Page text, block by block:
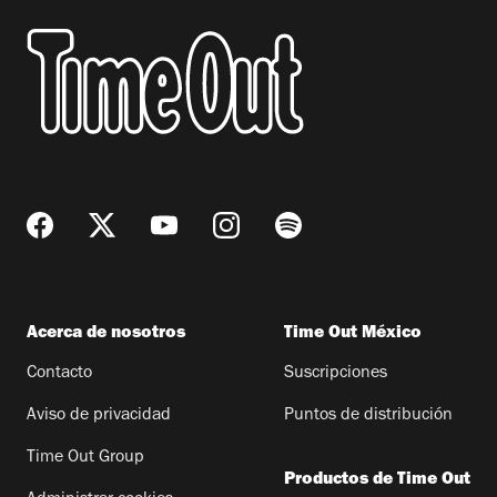
Acerca de nosotros
Contacto
Aviso de privacidad
Time Out Group
Time Out México
Suscripciones
Puntos de distribución
Productos de Time Out